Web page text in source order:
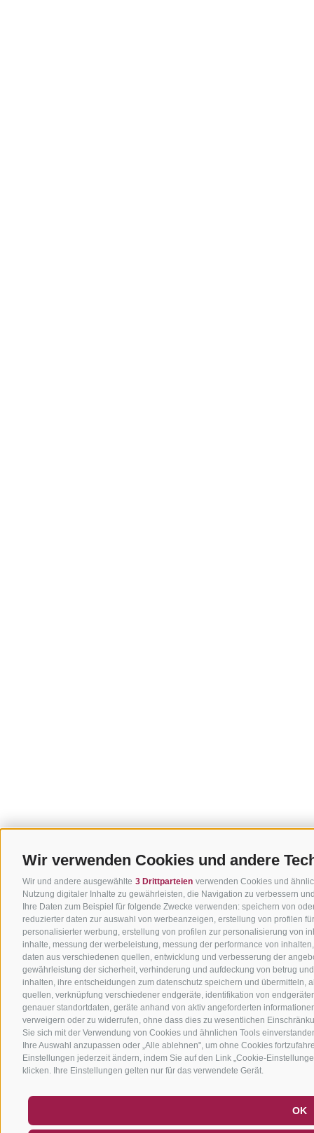
Wir verwenden Cookies und andere
Wir und andere ausgewählte 3 Drittparteien verwenden Cookies und
Nutzung digitaler Inhalte zu gewährleisten, die Navigation zu verbessern
Ihre Daten zum Beispiel für folgende Zwecke verwenden: speichern von
reduzierter daten zur auswahl von werbeanzeigen, erstellung von profilen
personalisierter werbung, erstellung von profilen zur personalisierung von
inhalte, messung der werbeleistung, messung der performance von
daten aus verschiedenen quellen, entwicklung und verbesserung der
gewährleistung der sicherheit, verhinderung und aufdeckung von betrug
inhalten, ihre entscheidungen zum datenschutz speichern und
quellen, verknüpfung verschiedener endgeräte, identifikation von
genauer standortdaten, geräte anhand von aktiv angeforderten
verweigern oder zu widerrufen, ohne dass dies zu wesentlichen
Sie sich mit der Verwendung von Cookies und ähnlichen Tools
Ihre Auswahl anzupassen oder „Alle ablehnen", um ohne Cookies
Einstellungen jederzeit ändern, indem Sie auf den Link „Cookie-
klicken. Ihre Einstellungen gelten nur für das verwendete Gerät.
OK